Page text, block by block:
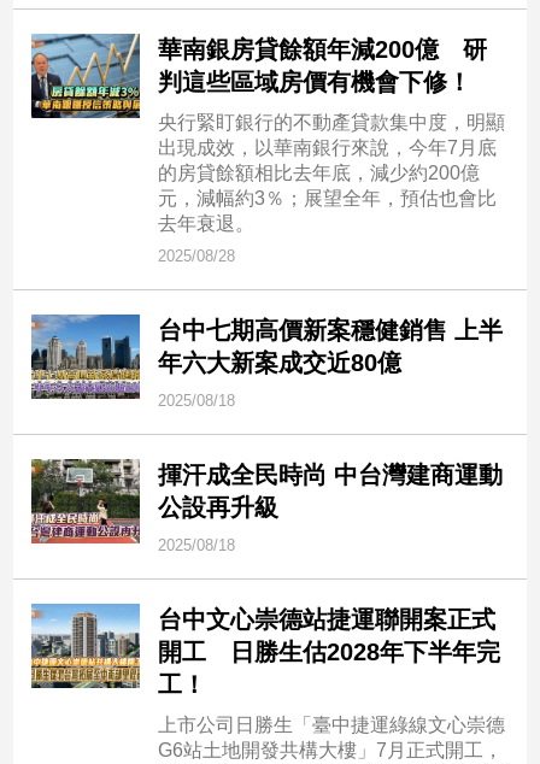
華南銀房貸餘額年減200億 研
判這些區域房價有機會下修！
央行緊盯銀行的不動產貸款集中度，明顯
出現成效，以華南銀行來說，今年7月底
的房貸餘額相比去年底，減少約200億
元，減幅約3％；展望全年，預估也會比
去年衰退。
2025/08/28
台中七期高價新案穩健銷售 上半
年六大新案成交近80億
2025/08/18
揮汗成全民時尚 中台灣建商運動
公設再升級
2025/08/18
台中文心崇德站捷運聯開案正式
開工 日勝生估2028年下半年完
工！
上市公司日勝生「臺中捷運綠線文心崇德
G6站土地開發共構大樓」7月正式開工，